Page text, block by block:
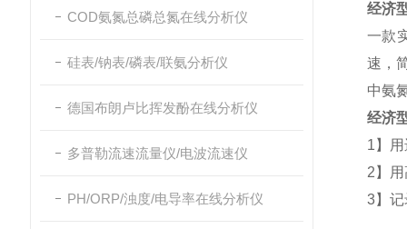
COD氨氮总磷总氮在线分析仪
硅表/钠表/磷表/联氨分析仪
德国布朗卢比挥发酚在线分析仪
多普勒流速流量仪/电波流速仪
PH/ORP/浊度/电导率在线分析仪
经济
一款
速，
中氨
经济
1】
2】
3】